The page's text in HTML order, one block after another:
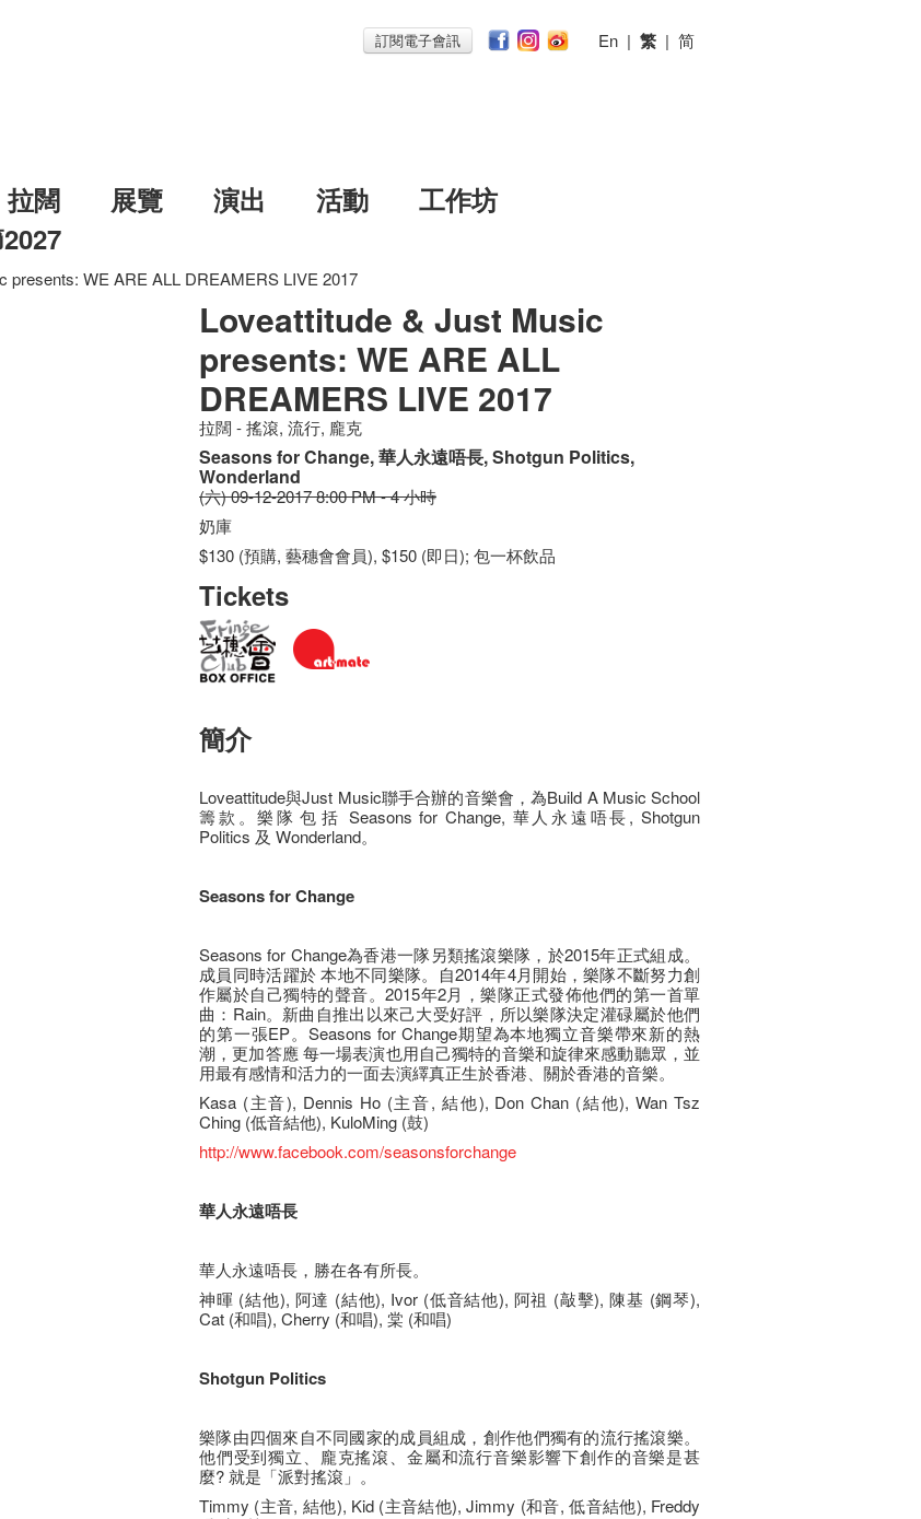
訂閱電子會訊 En | 繁 | 简
拉闊 展覽 演出 活動
工作坊
presents: WE ARE ALL DREAMERS LIVE 2017
Loveattitude & Just Music
presents: WE ARE ALL
DREAMERS LIVE 2017
拉闊 - 搖滾, 流行, 龐克
Seasons for Change, 華人永遠唔長, Shotgun Politics,
Wonderland
(六) 09-12-2017 8:00 PM - 4 小時
奶庫
$130 (預購, 藝穗會會員), $150 (即日); 包一杯飲品
Tickets
簡介
Loveattitude與Just Music聯手合辦的音樂會，為Build A Music School
籌款。樂隊​包​括​ Seasons for Change, 華人永遠唔長, Shotgun
Politics 及 Wonderland​。
Seasons for Change
Seasons for Change為香港一隊另類搖滾樂隊，於2015年正式組成。
成員同時活躍於 本地不同樂隊。自2014年4月開始，樂隊不斷努力創
作屬於自己獨特的聲音。2015年2月，樂隊正式發佈他們的第一首單
曲：Rain。新曲自推出以來己大受好評，所以樂隊決定灌碌屬於他們
的第一張EP。Seasons for Change期望為本地獨立音樂帶來新的熱
潮，更加答應 每一場表演也用自己獨特的音樂和旋律來感動聽眾，並
用最有感情和活力的一面去演繹真正生於香港、關於香港的音樂。
Kasa (主音), Dennis Ho (主音, 結他), Don Chan (結他), Wan Tsz
Ching (低音結他), KuloMing (鼓)
http://www.facebook.com/seasonsforchange
華人永遠唔長
華人永遠唔長，勝在各有所長。
神暉 (結他), 阿達 (結他), Ivor (低音結他), 阿祖 (敲擊), 陳基 (鋼琴),
Cat (和唱), Cherry (和唱), 棠 (和唱)
Shotgun Politics
樂隊由四個來自不同國家的成員組成，創作他們獨有的流行搖滾樂。
他們受到獨立、龐克搖滾、金屬和流行音樂影響下創作的音樂是甚
麼? 就是「派對搖滾」。
Timmy (主音, 結他), Kid (主音結他), Jimmy (和音, 低音結他), Freddy